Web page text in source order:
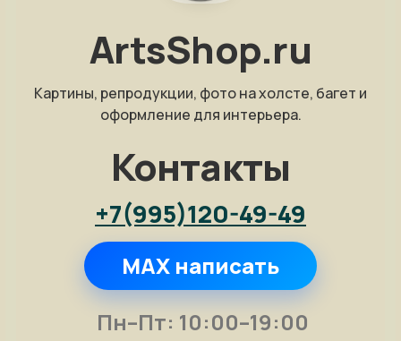
ArtsShop.ru
Картины, репродукции, фото на холсте, багет и
оформление для интерьера.
Контакты
+7(995)120-49-49
MAX написать
Пн–Пт: 10:00–19:00